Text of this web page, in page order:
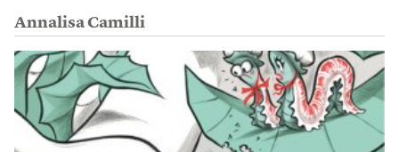
Annalisa Camilli